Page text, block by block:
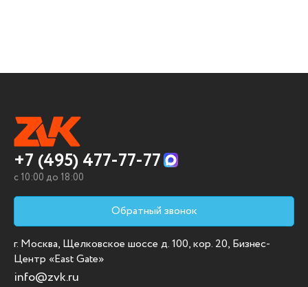
+7 (495) 477-77-77
c 10:00 до 18:00
Обратный звонок
г. Москва, Щелковское шоссе д. 100, кор. 20, Бизнес-
Центр «East Gate»
info@zvk.ru